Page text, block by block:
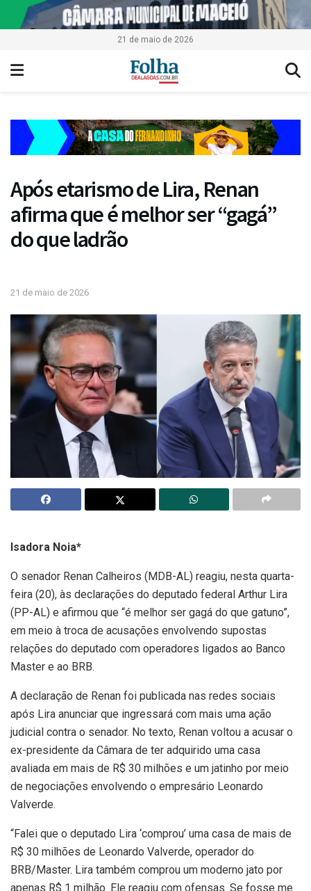
21 de maio de 2026
Após etarismo de Lira, Renan
afirma que é melhor ser “gagá”
do que ladrão
21 de maio de 2026
Isadora Noia*
O senador Renan Calheiros (MDB-AL) reagiu, nesta quarta-
feira (20), às declarações do deputado federal Arthur Lira
(PP-AL) e afirmou que “é melhor ser gagá do que gatuno”,
em meio à troca de acusações envolvendo supostas
relações do deputado com operadores ligados ao Banco
Master e ao BRB.
A declaração de Renan foi publicada nas redes sociais
após Lira anunciar que ingressará com mais uma ação
judicial contra o senador. No texto, Renan voltou a acusar o
ex-presidente da Câmara de ter adquirido uma casa
avaliada em mais de R$ 30 milhões e um jatinho por meio
de negociações envolvendo o empresário Leonardo
Valverde.
“Falei que o deputado Lira ‘comprou’ uma casa de mais de
R$ 30 milhões de Leonardo Valverde, operador do
BRB/Master. Lira também comprou um moderno jato por
apenas R$ 1 milhão. Ele reagiu com ofensas. Se fosse me